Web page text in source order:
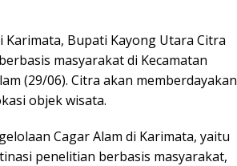
Karimata, Bupati Kayong Utara Citra
masyarakat di Kecamatan
(29/06). Citra akan memberdayakan
objek wisata.
Cagar Alam di Karimata, yaitu
penelitian berbasis masyarakat,